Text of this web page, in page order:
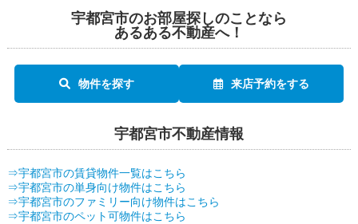
宇都宮市のお部屋探しのことなら
あるある不動産へ！
物件を探す 来店予約をする
宇都宮市不動産情報
⇒宇都宮市の賃貸物件一覧はこちら
⇒宇都宮市の単身向け物件はこちら
⇒宇都宮市のファミリー向け物件はこちら
⇒宇都宮市のペット可物件はこちら